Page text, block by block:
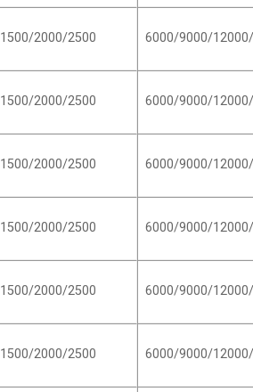
1500/2000/2500 6000/9000/
1500/2000/2500 6000/9000/
1500/2000/2500 6000/9000/
1500/2000/2500 6000/9000/
1500/2000/2500 6000/9000/
1500/2000/2500 6000/9000/